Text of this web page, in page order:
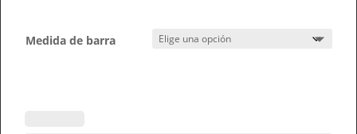
Medida de barra